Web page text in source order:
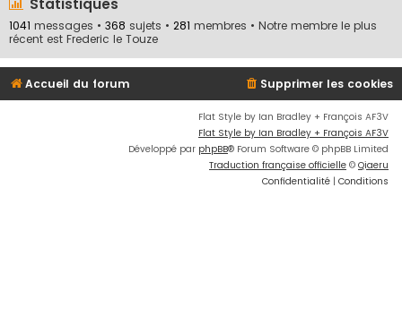
Statistiques
1041 messages • 368 sujets • 281 membres • Notre membre le plus
récent est Frederic le Touze
Accueil du forum Supprimer les cookies
Flat Style by Ian Bradley + François AF3V
Flat Style by Ian Bradley + François AF3V
Développé par phpBB® Forum Software © phpBB Limited
Traduction française officielle © Qiaeru
Confidentialité | Conditions